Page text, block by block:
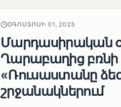
ՕԳՈՍՏՈՍԻ 01, 2025
Մարդասիրական
Ղարաբաղից
«Ռուսաստանը
շրջանակներում